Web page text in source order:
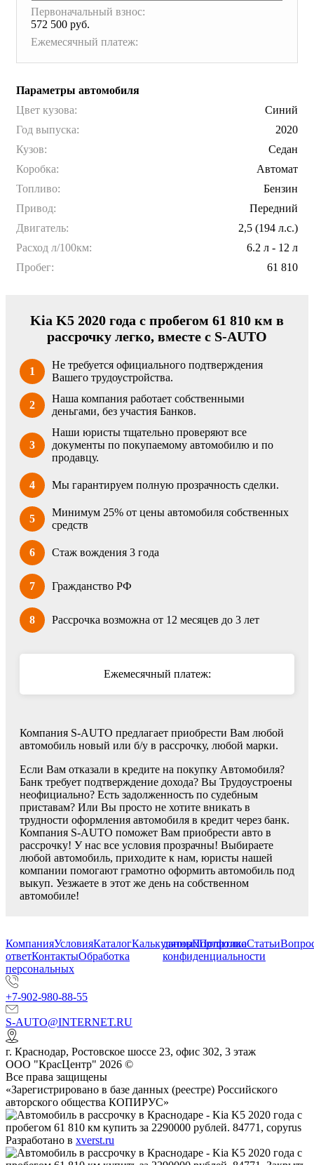
Первоначальный взнос:
572 500 руб.
Ежемесячный платеж:
Параметры автомобиля
Цвет кузова:
Синий
Год выпуска:
2020
Кузов:
Седан
Коробка:
Автомат
Топливо:
Бензин
Привод:
Передний
Двигатель:
2,5 (194 л.с.)
Расход л/100км:
6.2 л - 12 л
Пробег:
61 810
Kia K5 2020 года с пробегом 61 810 км в
рассрочку легко, вместе с S-AUTO
1
Не требуется официального подтверждения
Вашего трудоустройства.
2
Наша компания работает собственными
деньгами, без участия Банков.
3
Наши юристы тщательно проверяют все
документы по покупаемому автомобилю и по
продавцу.
4 Мы гарантируем полную прозрачность сделки.
5
Минимум 25% от цены автомобиля собственных
средств
6 Стаж вождения 3 года
7 Гражданство РФ
8 Рассрочка возможна от 12 месяцев до 3 лет
Ежемесячный платеж:
Компания S-AUTO предлагает приобрести Вам любой
автомобиль новый или б/у в рассрочку, любой марки.
Если Вам отказали в кредите на покупку Автомобиля?
Банк требует подтверждение дохода? Вы Трудоустроены
неофициально? Есть задолженность по судебным
приставам? Или Вы просто не хотите вникать в
трудности оформления автомобиля в кредит через банк.
Компания S-AUTO поможет Вам приобрести авто в
рассрочку! У нас все условия прозрачны! Выбираете
любой автомобиль, приходите к нам, юристы нашей
компании помогают грамотно оформить автомобиль под
выкуп. Уезжаете в этот же день на собственном
автомобиле!
КомпанияУсловияКаталогКалькуляторПортфолиоСтатьи
ответКонтактыОбработка
персональных
данныхПолитика
конфиденциальности
+7-902-980-88-55
S-AUTO@INTERNET.RU
г. Краснодар, Ростовское шоссе 23, офис 302, 3 этаж
ООО "КрасЦентр" 2026 ©
Все права защищены
«Зарегистрировано в базе данных (реестре) Российского
авторского общества КОПИРУС»
Разработано в xverst.ru